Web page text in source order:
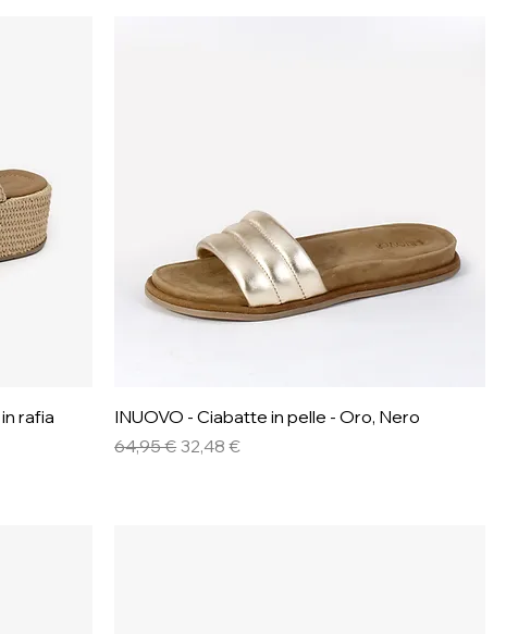
rafia
Vista rapida
INUOVO - Ciabatte in pelle - Oro, Nero
Prezzo regolare
64,95 € Prezzo scontato
32,48 €